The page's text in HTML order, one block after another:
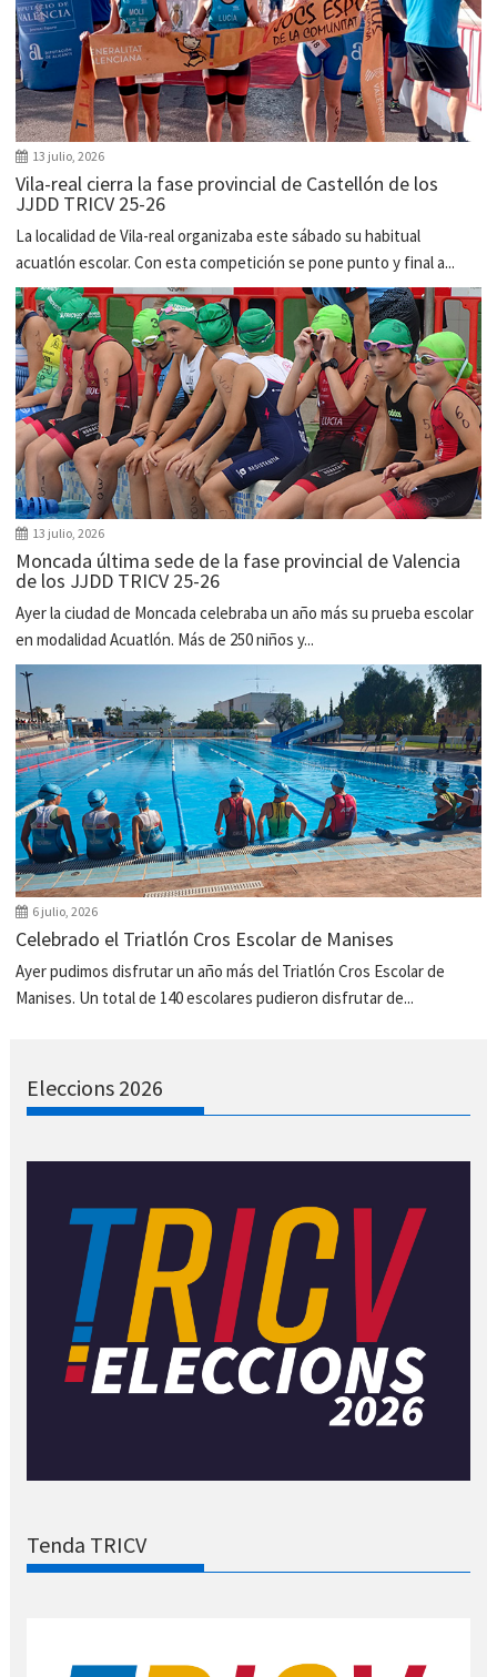
13 julio, 2026
Vila-real cierra la fase provincial de Castellón de los
JJDD TRICV 25-26
La localidad de Vila-real organizaba este sábado su habitual
acuatlón escolar. Con esta competición se pone punto y final a...
13 julio, 2026
Moncada última sede de la fase provincial de Valencia
de los JJDD TRICV 25-26
Ayer la ciudad de Moncada celebraba un año más su prueba escolar
en modalidad Acuatlón. Más de 250 niños y...
6 julio, 2026
Celebrado el Triatlón Cros Escolar de Manises
Ayer pudimos disfrutar un año más del Triatlón Cros Escolar de
Manises. Un total de 140 escolares pudieron disfrutar de...
Eleccions 2026
Tenda TRICV